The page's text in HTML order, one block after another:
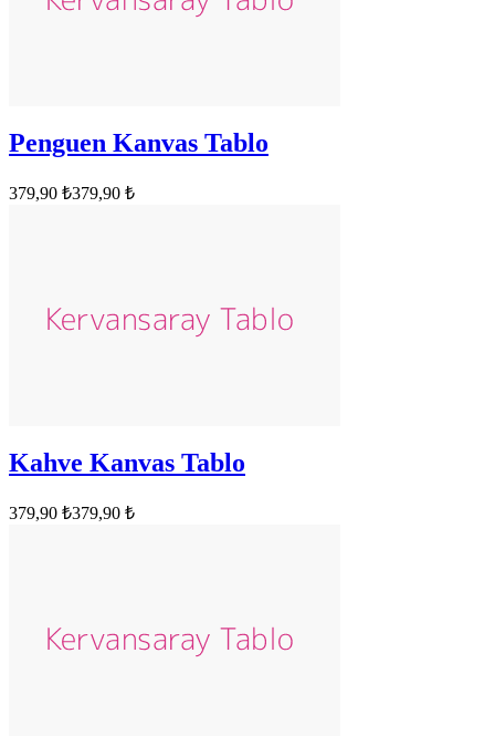
Penguen Kanvas Tablo
379,90 ₺379,90 ₺
Kahve Kanvas Tablo
379,90 ₺379,90 ₺